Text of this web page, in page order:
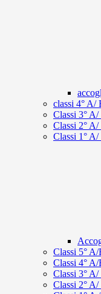
classi 4° A/
Classi 3°
Classi 2°
Classi 1°
Classi 5° A/
Classi 4° A/
Classi 3° A/
Classi 2° A/